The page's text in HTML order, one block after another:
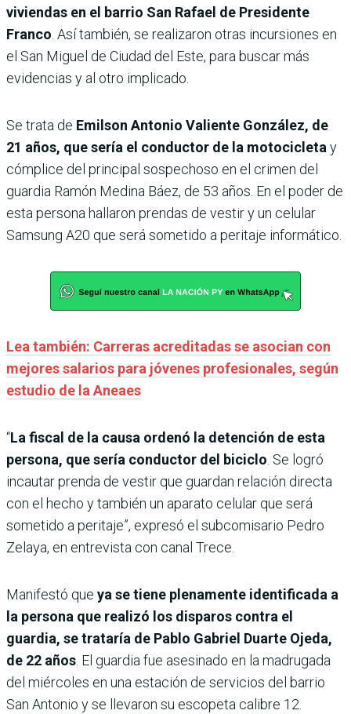
viviendas en el barrio San Rafael de Presidente
Franco . Así también, se realizaron otras incursiones en
el San Miguel de Ciudad del Este, para buscar más
evidencias y al otro implicado.
Se trata de Emilson Antonio Valiente González, de
21 años, que sería el conductor de la motocicleta y
cómplice del principal sospechoso en el crimen del
guardia Ramón Medina Báez, de 53 años. En el poder de
esta persona hallaron prendas de vestir y un celular
Samsung A20 que será sometido a peritaje informático.
Lea también: Carreras acreditadas se asocian con
mejores salarios para jóvenes profesionales, según
estudio de la Aneaes
“La fiscal de la causa ordenó la detención de esta
persona, que sería conductor del biciclo . Se logró
incautar prenda de vestir que guardan relación directa
con el hecho y también un aparato celular que será
sometido a peritaje”, expresó el subcomisario Pedro
Zelaya, en entrevista con canal Trece.
Manifestó que ya se tiene plenamente identificada a
la persona que realizó los disparos contra el
guardia, se trataría de Pablo Gabriel Duarte Ojeda,
de 22 años . El guardia fue asesinado en la madrugada
del miércoles en una estación de servicios del barrio
San Antonio y se llevaron su escopeta calibre 12.